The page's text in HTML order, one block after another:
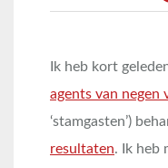
Ik heb kort
agents van negen
‘stamgasten’)
resultaten. Ik heb